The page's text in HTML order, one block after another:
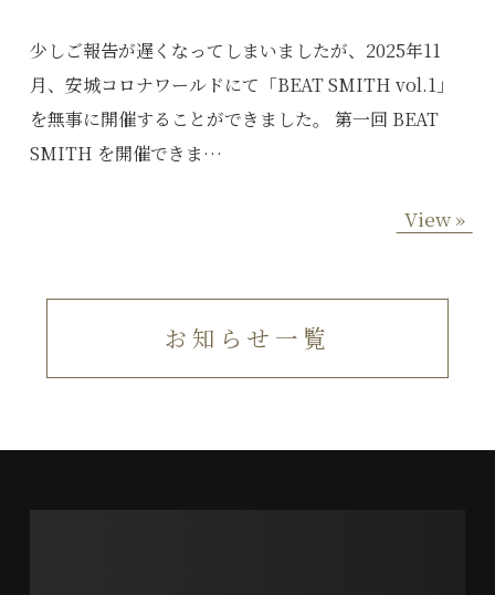
少しご報告が遅くなってしまいましたが、2025年11
月、安城コロナワールドにて「BEAT SMITH vol.1」
を無事に開催することができました。 第一回 BEAT
SMITH を開催できま…
View »
お知らせ一覧